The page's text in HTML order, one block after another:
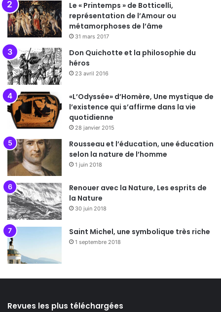
Le « Printemps » de Botticelli,
représentation de l’Amour ou
métamorphoses de l’âme
31 mars 2017
Don Quichotte et la philosophie du
héros
23 avril 2016
«L’Odyssée» d’Homère, Une mystique de
l’existence qui s’affirme dans la vie
quotidienne
28 janvier 2015
Rousseau et l’éducation, une éducation
selon la nature de l’homme
1 juin 2018
Renouer avec la Nature, Les esprits de
la Nature
30 juin 2018
Saint Michel, une symbolique très riche
1 septembre 2018
Revues les plus téléchargées